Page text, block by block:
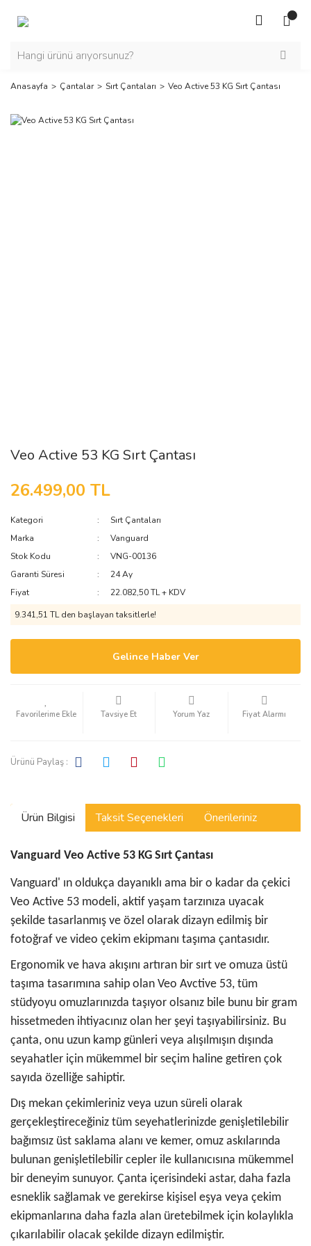
Anasayfa Çantalar Sırt Çantaları Veo Active 53 KG Sırt Çantası
Veo Active 53 KG Sırt Çantası
26.499,00 TL
Kategori
Sırt Çantaları
Marka
Vanguard
Stok Kodu
VNG-00136
Garanti Süresi
24 Ay
Fiyat
22.082,50 TL + KDV
9.341,51 TL den başlayan taksitlerle!
Gelince Haber Ver
Tavsiye Et Yorum Yaz Fiyat Alarmı
Ürünü Paylaş :
Ürün Bilgisi Taksit Seçenekleri Önerileriniz
Vanguard Veo Active 53 KG Sırt Çantası
Vanguard' ın oldukça dayanıklı ama bir o kadar da çekici
Veo Active 53 modeli, aktif yaşam tarzınıza uyacak
şekilde tasarlanmış ve özel olarak dizayn edilmiş bir
fotoğraf ve video çekim ekipmanı taşıma çantasıdır.
Ergonomik ve hava akışını artıran bir sırt ve omuza üstü
taşıma tasarımına sahip olan Veo Avctive 53, tüm
stüdyoyu omuzlarınızda taşıyor olsanız bile bunu bir gram
hissetmeden ihtiyacınız olan her şeyi taşıyabilirsiniz. Bu
çanta, onu uzun kamp günleri veya alışılmışın dışında
seyahatler için mükemmel bir seçim haline getiren çok
sayıda özelliğe sahiptir.
Dış mekan çekimleriniz veya uzun süreli olarak
gerçekleştireceğiniz tüm seyehatlerinizde genişletilebilir
bağımsız üst saklama alanı ve kemer, omuz askılarında
bulunan genişletilebilir cepler ile kullanıcısına mükemmel
bir deneyim sunuyor. Çanta içerisindeki astar, daha fazla
esneklik sağlamak ve gerekirse kişisel eşya veya çekim
ekipmanlarına daha fazla alan üretebilmek için kolaylıkla
çıkarılabilir olacak şekilde dizayn edilmiştir.